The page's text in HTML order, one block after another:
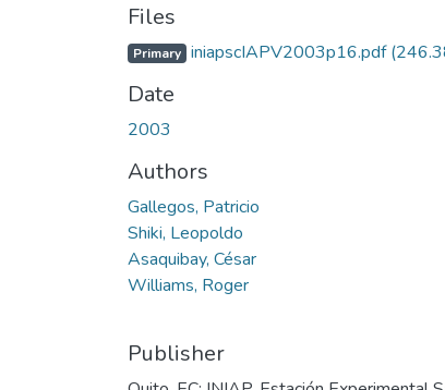
Files
Primary iniapscIAPV2003p16.pdf
Date
2003
Authors
Gallegos, Patricio
Shiki, Leopoldo
Asaquibay, César
Williams, Roger
Publisher